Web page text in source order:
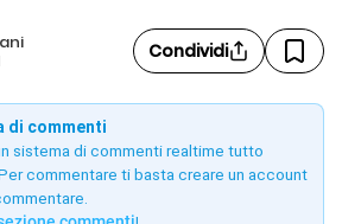
Condividi
di commenti
sistema di commenti realtime tutto
commentare ti basta creare un account